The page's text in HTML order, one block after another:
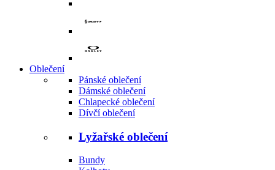
Oblečení
Pánské oblečení
Dámské oblečení
Chlapecké oblečení
Dívčí oblečení
Lyžařské oblečení
Bundy